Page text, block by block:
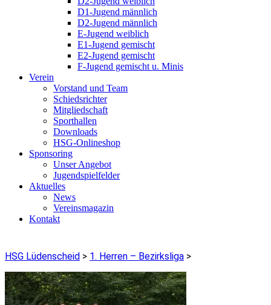
D1-Jugend männlich
D2-Jugend männlich
E-Jugend weiblich
E1-Jugend gemischt
E2-Jugend gemischt
F-Jugend gemischt u. Minis
Verein
Vorstand und Team
Schiedsrichter
Mitgliedschaft
Sporthallen
Downloads
HSG-Onlineshop
Sponsoring
Unser Angebot
Jugendspielfelder
Aktuelles
News
Vereinsmagazin
Kontakt
HSG Lüdenscheid > 1. Herren – Bezirksliga >